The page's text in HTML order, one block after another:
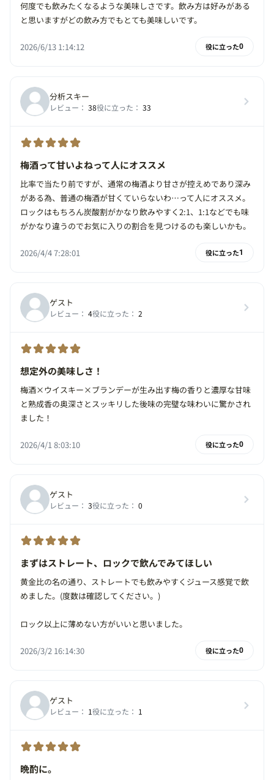
何度でも飲みたくなるような美味しさです。飲み方は好みがある
と思いますがどの飲み方でもとても美味しいです。
2026/6/13 1:14:12 役に立った0
分析スキー
レビュー： 38役に立った： 33
梅酒って甘いよねって人にオススメ
比率で当たり前ですが、通常の梅酒より甘さが控えめであり深み
がある為、普通の梅酒が甘くていらないわ…って人にオススメ。
ロックはもちろん炭酸割がかなり飲みやすく2:1、1:1などでも味
がかなり違うのでお気に入りの割合を見つけるのも楽しいかも。
2026/4/4 7:28:01 役に立った1
ゲスト
レビュー： 4役に立った： 2
想定外の美味しさ！
梅酒×ウイスキー×ブランデーが生み出す梅の香りと濃厚な甘味
と熟成香の奥深さとスッキリした後味の完璧な味わいに驚かされ
ました！
2026/4/1 8:03:10 役に立った0
ゲスト
レビュー： 3役に立った： 0
まずはストレート、ロックで飲んでみてほしい
黄金比の名の通り、ストレートでも飲みやすくジュース感覚で飲
めました。(度数は確認してください。)
ロック以上に薄めない方がいいと思いました。
2026/3/2 16:14:30 役に立った0
ゲスト
レビュー： 1役に立った： 1
晩酌に。